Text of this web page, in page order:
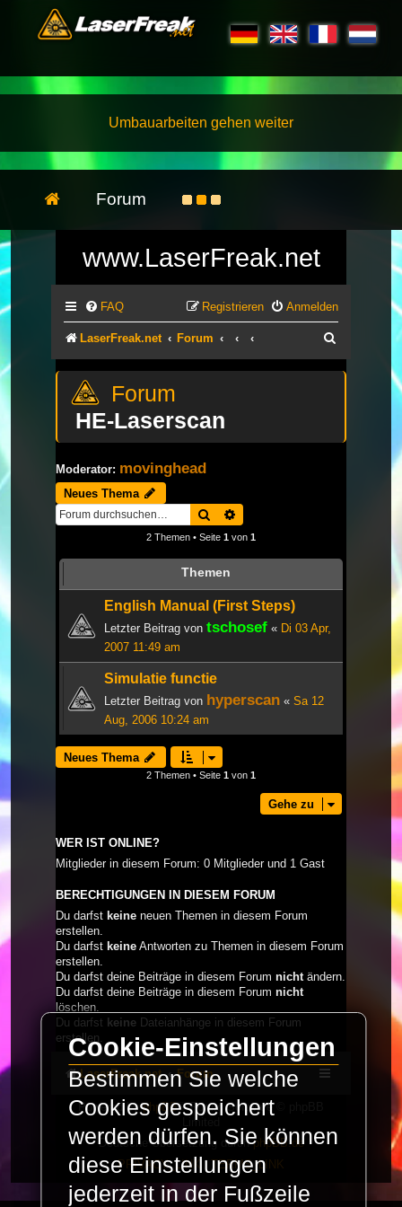
Umbauarbeiten gehen weiter
Forum
www.LaserFreak.net
FAQ Anmelden
Registrieren
LaserFreak.net Forum
HE-Laserscan
Moderator: movinghead
Neues Thema
Suche
2 Themen • Seite 1 von 1
Themen
English Manual (First Steps)
Letzter Beitrag von tschosef « Di 03 Apr,
2007 11:49 am
Simulatie functie
Letzter Beitrag von hyperscan « Sa 12
Aug, 2006 10:24 am
Neues Thema
2 Themen • Seite 1 von 1
Gehe zu
WER IST ONLINE?
Mitglieder in diesem Forum: 0 Mitglieder und 1 Gast
BERECHTIGUNGEN IN DIESEM FORUM
Du darfst keine neuen Themen in diesem Forum
erstellen.
Du darfst keine Antworten zu Themen in diesem Forum
erstellen.
Du darfst deine Beiträge in diesem Forum nichtändern.
Du darfst deine Beiträge in diesem Forum nicht
löschen.
Du darfst keine Dateianhänge in diesem Forum
erstellen.
LaserFreak.net Forum
Powered byphpBB® Forum Software © phpBB
Limited
Deutsche Übersetzung durchphpBB.de
PRIVACY_LINK | TERMS_LINK
Cookie-Einstellungen
Bestimmen Sie welche
Cookies gespeichert
werden dürfen. Sie können
diese Einstellungen
jederzeit in der Fußzeile